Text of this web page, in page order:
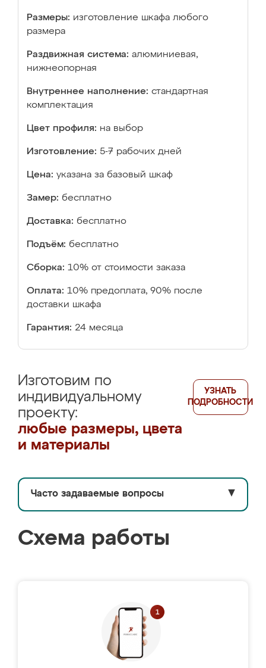
Размеры: изготовление шкафа любого
размера
Раздвижная система: алюминиевая,
нижнеопорная
Внутреннее наполнение: стандартная
комплектация
Цвет профиля: на выбор
Изготовление: 5-7 рабочих дней
Цена: указана за базовый шкаф
Замер: бесплатно
Доставка: бесплатно
Подъём: бесплатно
Сборка: 10% от стоимости заказа
Оплата: 10% предоплата, 90% после
доставки шкафа
Гарантия: 24 месяца
Изготовим по
индивидуальному
проекту:
любые размеры, цвета
и материалы
УЗНАТЬ
ПОДРОБНОСТИ
Часто задаваемые вопросы ▼
Схема работы